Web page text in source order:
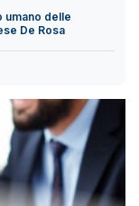
umano delle
De Rosa